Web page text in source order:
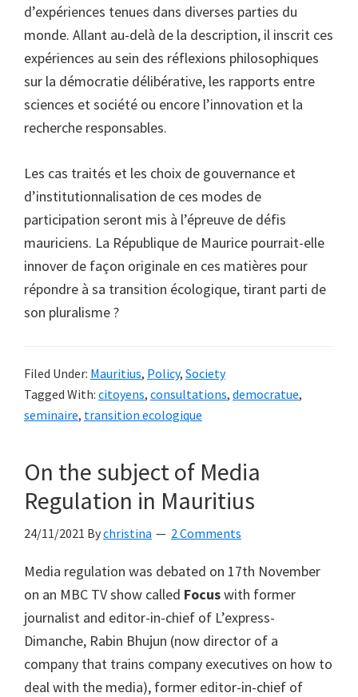
d’expériences tenues dans diverses parties du
monde. Allant au-delà de la description, il inscrit ces
expériences au sein des réflexions philosophiques
sur la démocratie délibérative, les rapports entre
sciences et société ou encore l’innovation et la
recherche responsables.
Les cas traités et les choix de gouvernance et
d’institutionnalisation de ces modes de
participation seront mis à l’épreuve de défis
mauriciens. La République de Maurice pourrait-elle
innover de façon originale en ces matières pour
répondre à sa transition écologique, tirant parti de
son pluralisme ?
Filed Under: Mauritius, Policy, Society
Tagged With: citoyens, consultations, democratue,
seminaire, transition ecologique
On the subject of Media
Regulation in Mauritius
24/11/2021 Bychristina 2 Comments
Media regulation was debated on 17th November
on an MBC TV show called Focuswith former
journalist and editor-in-chief of L’express-
Dimanche, Rabin Bhujun (now director of a
company that trains company executives on how to
deal with the media), former editor-in-chief of